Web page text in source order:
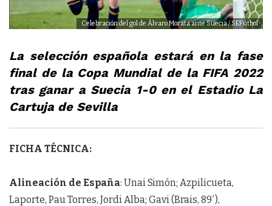
Celebración del gol de Álvaro Morata ante Suecia / SEFutbol
La selección española estará en la fase
final de la Copa Mundial de la FIFA 2022
tras ganar a Suecia 1-0 en el Estadio La
Cartuja de Sevilla
FICHA TÉCNICA:
Alineación de España: Unai Simón; Azpilicueta,
Laporte, Pau Torres, Jordi Alba; Gavi (Brais, 89′),